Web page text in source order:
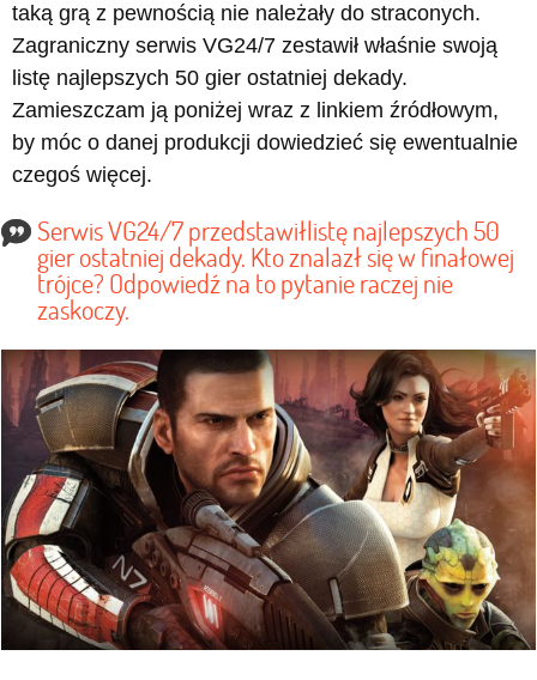
taką grą z pewnością nie należały do straconych.
Zagraniczny serwis VG24/7 zestawił właśnie swoją
listę najlepszych 50 gier ostatniej dekady.
Zamieszczam ją poniżej wraz z linkiem źródłowym,
by móc o danej produkcji dowiedzieć się ewentualnie
czegoś więcej.
Serwis VG24/7 przedstawiłlistę najlepszych 50
gier ostatniej dekady. Kto znalazł się w finałowej
trójce? Odpowiedź na to pytanie raczej nie
zaskoczy.